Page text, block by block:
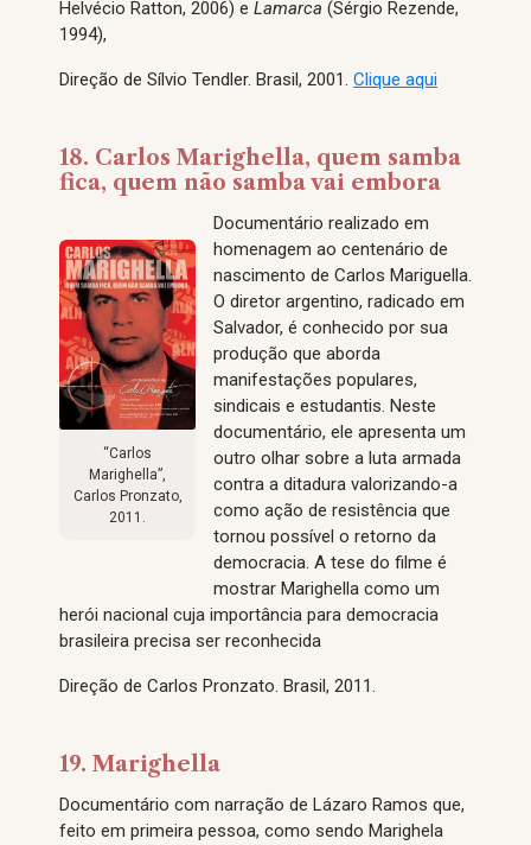
Helvécio Ratton, 2006) e Lamarca (Sérgio Rezende,
1994),
Direção de Sílvio Tendler. Brasil, 2001. Clique aqui
18. Carlos Marighella, quem samba
fica, quem não samba vai embora
“Carlos
Marighella”,
Carlos Pronzato,
2011.
Documentário realizado em
homenagem ao centenário de
nascimento de Carlos Mariguella.
O diretor argentino, radicado em
Salvador, é conhecido por sua
produção que aborda
manifestações populares,
sindicais e estudantis. Neste
documentário, ele apresenta um
outro olhar sobre a luta armada
contra a ditadura valorizando-a
como ação de resistência que
tornou possível o retorno da
democracia. A tese do filme é
mostrar Marighella como um
herói nacional cuja importância para democracia
brasileira precisa ser reconhecida
Direção de Carlos Pronzato. Brasil, 2011.
19. Marighella
Documentário com narração de Lázaro Ramos que,
feito em primeira pessoa, como sendo Marighela